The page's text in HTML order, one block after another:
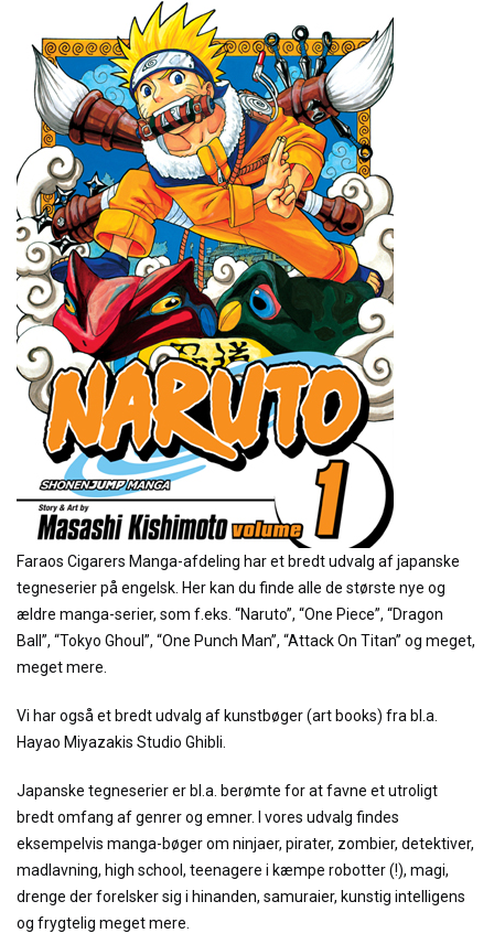
Faraos Cigarers Manga-afdeling har et bredt udvalg af japanske
tegneserier på engelsk. Her kan du finde alle de største nye og
ældre manga-serier, som f.eks. “Naruto”, “One Piece”, “Dragon
Ball”, “Tokyo Ghoul”, “One Punch Man”, “Attack On Titan” og meget,
meget mere.
Vi har også et bredt udvalg af kunstbøger (art books) fra bl.a.
Hayao Miyazakis Studio Ghibli.
Japanske tegneserier er bl.a. berømte for at favne et utroligt
bredt omfang af genrer og emner. I vores udvalg findes
eksempelvis manga-bøger om ninjaer, pirater, zombier, detektiver,
madlavning, high school, teenagere i kæmpe robotter (!), magi,
drenge der forelsker sig i hinanden, samuraier, kunstig intelligens
og frygtelig meget mere.